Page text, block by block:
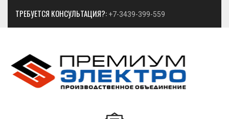
ТРЕБУЕТСЯ КОНСУЛЬТАЦИЯ?: +7-3439-399-559